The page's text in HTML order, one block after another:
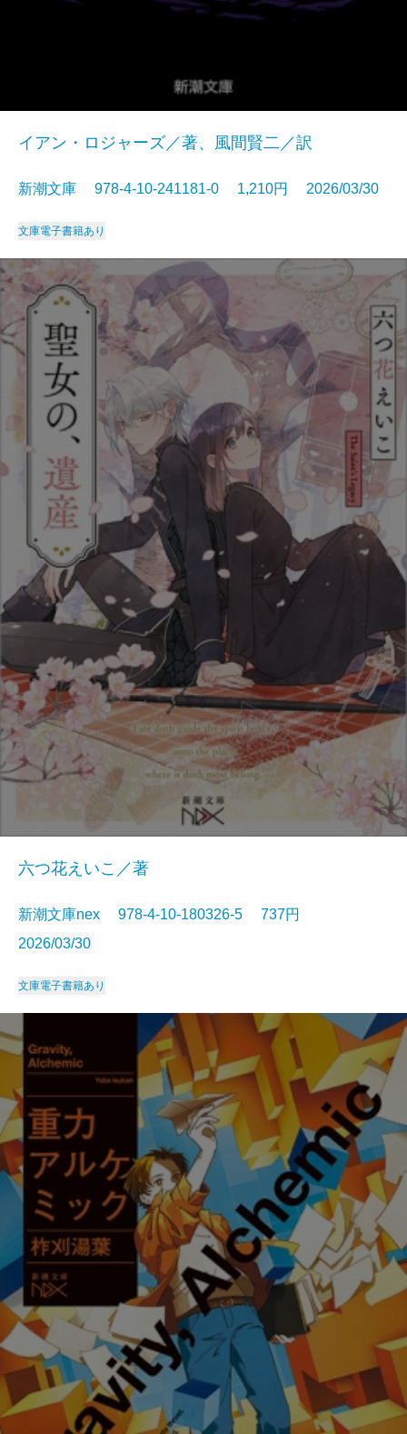
イアン・ロジャーズ／著、風間賢二／訳
新潮文庫 978-4-10-241181-0 1,210円 2026/03/30
文庫電子書籍あり
六つ花えいこ／著
新潮文庫nex 978-4-10-180326-5 737円
2026/03/30
文庫電子書籍あり